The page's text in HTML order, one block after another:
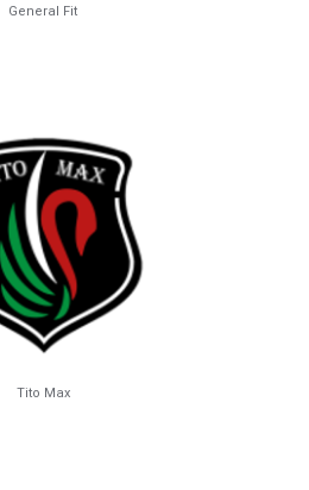
General Fit
Tito Max